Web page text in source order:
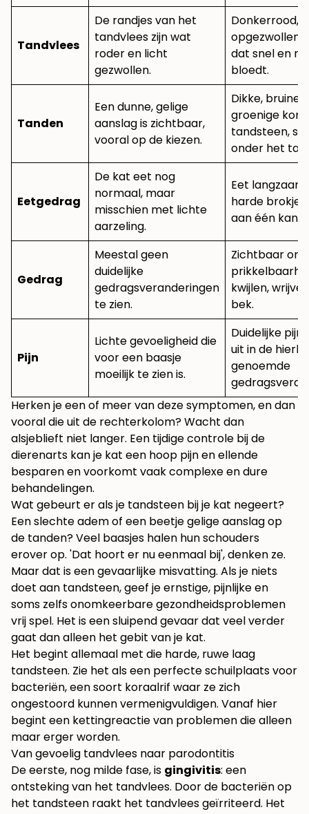
Tandvlees
De randjes van het
tandvlees zijn wat
roder en licht
gezwollen.
Donkerrood,
opgezwollen
dat snel en
bloedt.
Tanden
Een dunne, gelige
aanslag is zichtbaar,
vooral op de kiezen.
Dikke, bruine
groenige
tandsteen,
onder het
Eetgedrag
De kat eet nog
normaal, maar
misschien met lichte
aarzeling.
Eet
harde
aan één kant
Gedrag
Meestal geen
duidelijke
gedragsveranderingen
te zien.
Zichtbaar
kwijlen,
bek.
Pijn
Lichte gevoeligheid die
voor een baasje
moeilijk te zien is.
Duidelijke
uit in de
genoemde
Herken je een of meer van deze symptomen, en dan
vooral die uit de rechterkolom? Wacht dan
alsjeblieft niet langer. Een tijdige controle bij de
dierenarts kan je kat een hoop pijn en ellende
besparen en voorkomt vaak complexe en dure
behandelingen.
Wat gebeurt er als je tandsteen bij je kat negeert?
Een slechte adem of een beetje gelige aanslag op
de tanden? Veel baasjes halen hun schouders
erover op. 'Dat hoort er nu eenmaal bij', denken ze.
Maar dat is een gevaarlijke misvatting. Als je niets
doet aan tandsteen, geef je ernstige, pijnlijke en
soms zelfs onomkeerbare gezondheidsproblemen
vrij spel. Het is een sluipend gevaar dat veel verder
gaat dan alleen het gebit van je kat.
Het begint allemaal met die harde, ruwe laag
tandsteen. Zie het als een perfecte schuilplaats voor
bacteriën, een soort koraalrif waar ze zich
ongestoord kunnen vermenigvuldigen. Vanaf hier
begint een kettingreactie van problemen die alleen
maar erger worden.
Van gevoelig tandvlees naar parodontitis
De eerste, nog milde fase, is gingivitis: een
ontsteking van het tandvlees. Door de bacteriën op
het tandsteen raakt het tandvlees geïrriteerd. Het